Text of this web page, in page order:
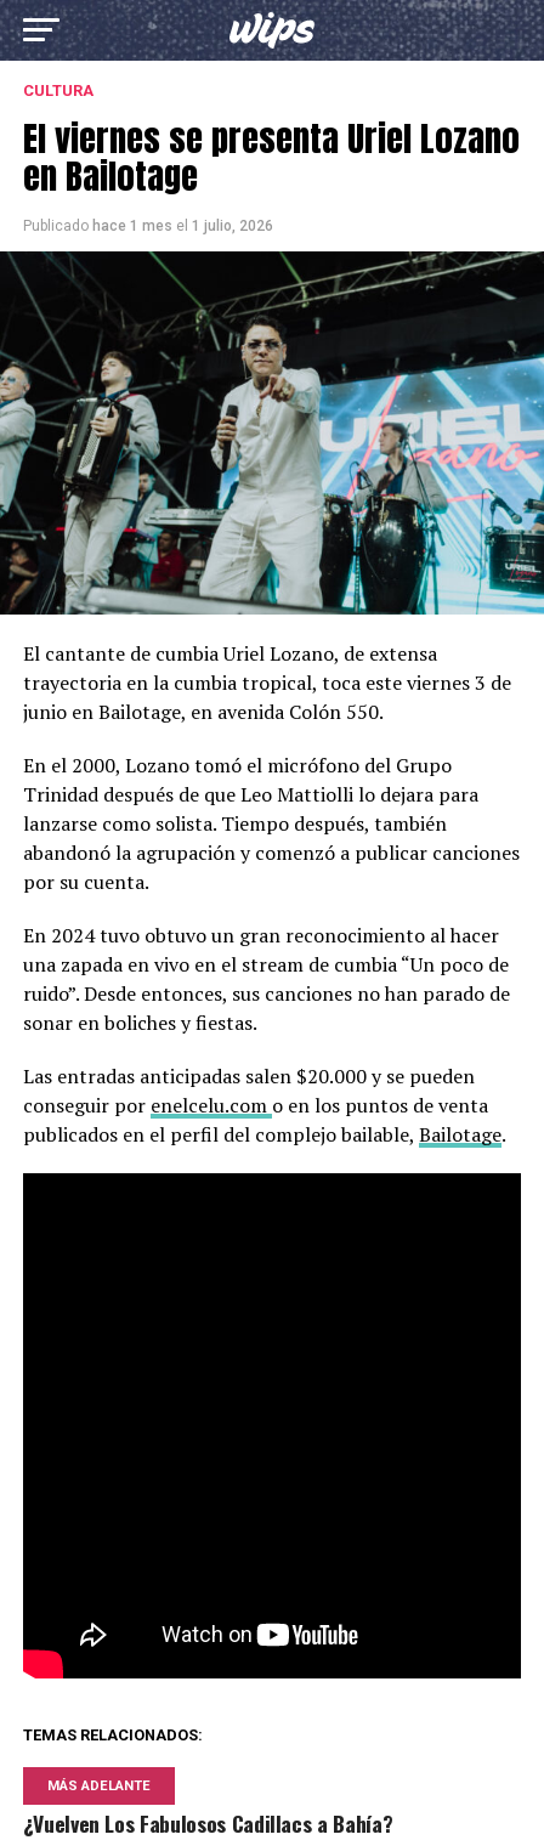
CULTURA
El viernes se presenta Uriel Lozano
en Bailotage
Publicado hace 1 mes el 1 julio, 2026
El cantante de cumbia Uriel Lozano, de extensa
trayectoria en la cumbia tropical, toca este viernes 3 de
junio en Bailotage, en avenida Colón 550.
En el 2000, Lozano tomó el micrófono del Grupo
Trinidad después de que Leo Mattiolli lo dejara para
lanzarse como solista. Tiempo después, también
abandonó la agrupación y comenzó a publicar canciones
por su cuenta.
En 2024 tuvo obtuvo un gran reconocimiento al hacer
una zapada en vivo en el stream de cumbia “Un poco de
ruido”. Desde entonces, sus canciones no han parado de
sonar en boliches y fiestas.
Las entradas anticipadas salen $20.000 y se pueden
conseguir por enelcelu.com o en los puntos de venta
publicados en el perfil del complejo bailable, Bailotage.
TEMAS RELACIONADOS:
MÁS ADELANTE
¿Vuelven Los Fabulosos Cadillacs a Bahía?